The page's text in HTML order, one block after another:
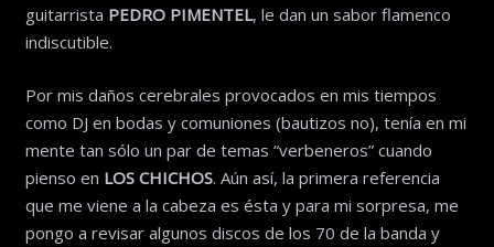
guitarrista PEDRO PIMENTEL, le dan un sabor flamenco
indiscutible.
Por mis daños cerebrales provocados en mis tiempos
como DJ en bodas y comuniones (bautizos no), tenía en mi
mente tan sólo un par de temas “verbeneros” cuando
pienso en LOS CHICHOS. Aún así, la primera referencia
que me viene a la cabeza es ésta y para mi sorpresa, me
pongo a revisar algunos discos de los 70 de la banda y